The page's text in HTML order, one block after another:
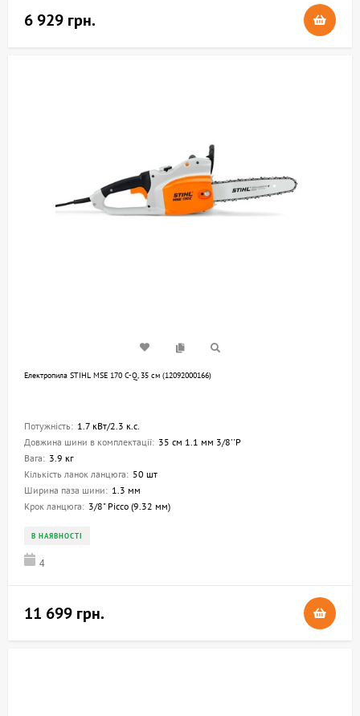
6 929 грн.
Електропила STIHL MSE 170 С-Q, 35 см (12092000166)
Потужність: 1.7 кВт/2.3 к.с.
Довжина шини в комплектації: 35 см 1.1 мм 3/8''P
Вага: 3.9 кг
Кількість ланок ланцюга: 50 шт
Ширина паза шини: 1.3 мм
Крок ланцюга: 3/8" Picco (9.32 мм)
В НАЯВНОСТІ
4
11 699 грн.